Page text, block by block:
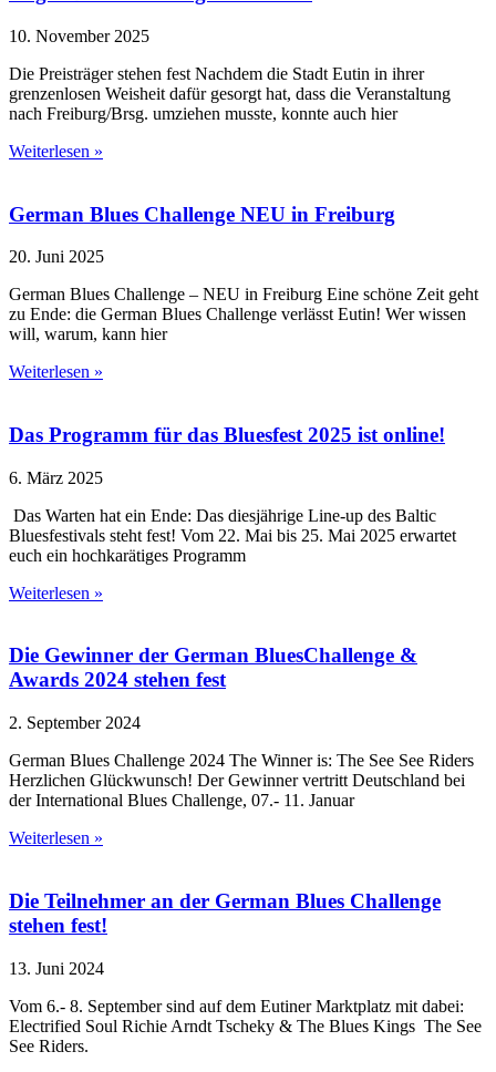
10. November 2025
Die Preisträger stehen fest Nachdem die Stadt Eutin in ihrer
grenzenlosen Weisheit dafür gesorgt hat, dass die Veranstaltung
nach Freiburg/Brsg. umziehen musste, konnte auch hier
Weiterlesen »
German Blues Challenge NEU in Freiburg
20. Juni 2025
German Blues Challenge – NEU in Freiburg Eine schöne Zeit geht
zu Ende: die German Blues Challenge verlässt Eutin! Wer wissen
will, warum, kann hier
Weiterlesen »
Das Programm für das Bluesfest 2025 ist online!
6. März 2025
Das Warten hat ein Ende: Das diesjährige Line-up des Baltic
Bluesfestivals steht fest! Vom 22. Mai bis 25. Mai 2025 erwartet
euch ein hochkarätiges Programm
Weiterlesen »
Die Gewinner der German BluesChallenge &
Awards 2024 stehen fest
2. September 2024
German Blues Challenge 2024 The Winner is: The See See Riders
Herzlichen Glückwunsch! Der Gewinner vertritt Deutschland bei
der International Blues Challenge, 07.- 11. Januar
Weiterlesen »
Die Teilnehmer an der German Blues Challenge
stehen fest!
13. Juni 2024
Vom 6.- 8. September sind auf dem Eutiner Marktplatz mit dabei:
Electrified Soul Richie Arndt Tscheky & The Blues Kings The See
See Riders.